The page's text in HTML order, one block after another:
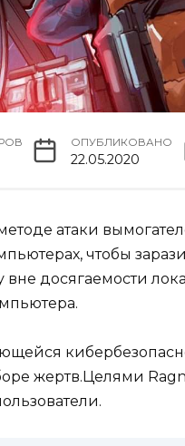
ОПУБЛИКОВАНО
22.05.2020
атаки
чтобы
досягаемости
жертв.Целями